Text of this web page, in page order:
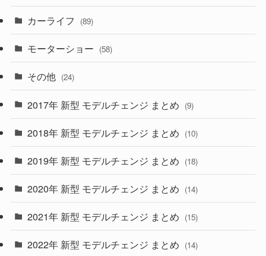
(6)
(9)
(4)
(30)
(27)
(27)
(26)
(33)
(10)
(35)
(10)
(9)
カーライフ (89)
モーターショー (58)
その他 (24)
2017年 新型 モデルチェンジ まとめ (9)
2018年 新型 モデルチェンジ まとめ (10)
2019年 新型 モデルチェンジ まとめ (18)
2020年 新型 モデルチェンジ まとめ (14)
2021年 新型 モデルチェンジ まとめ (15)
2022年 新型 モデルチェンジ まとめ (14)